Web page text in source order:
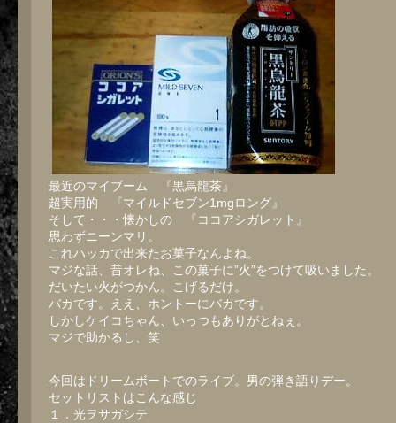
最近のマイブーム 『黒烏龍茶』
超実用的 『マイルドセブン1mgロング』
そして・・・懐かしの 『ココアシガレット』
思わずニーンマリ。
これハッカで出来たお菓子なんよね。
マジな話、昔オレね、この菓子に”火”をつけて吸いました。
だいたい火がつかん。こげるだけ。
バカです。ええ、ホントーにバカです。
しかしケイコちゃん、いっつもありがとねぇ。
マジで助かるし、笑
今回はドリームボートでのライブ。男の弾き語りデー。
セットリストはこんな感じ
１．光ヲサガシテ